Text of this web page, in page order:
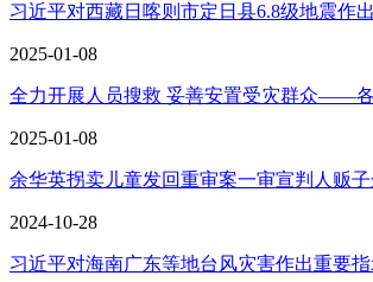
习近平对西藏日喀则市定日县6.8级地震作
2025-01-08
全力开展人员搜救 妥善安置受灾群众——
2025-01-08
余华英拐卖儿童发回重审案一审宣判人贩子
2024-10-28
习近平对海南广东等地台风灾害作出重要